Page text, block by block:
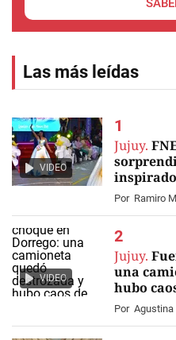
Las más leídas
VIDEO
Jujuy.
Por Ramiro
VIDEO
Jujuy.
una
hubo
Por Agustina